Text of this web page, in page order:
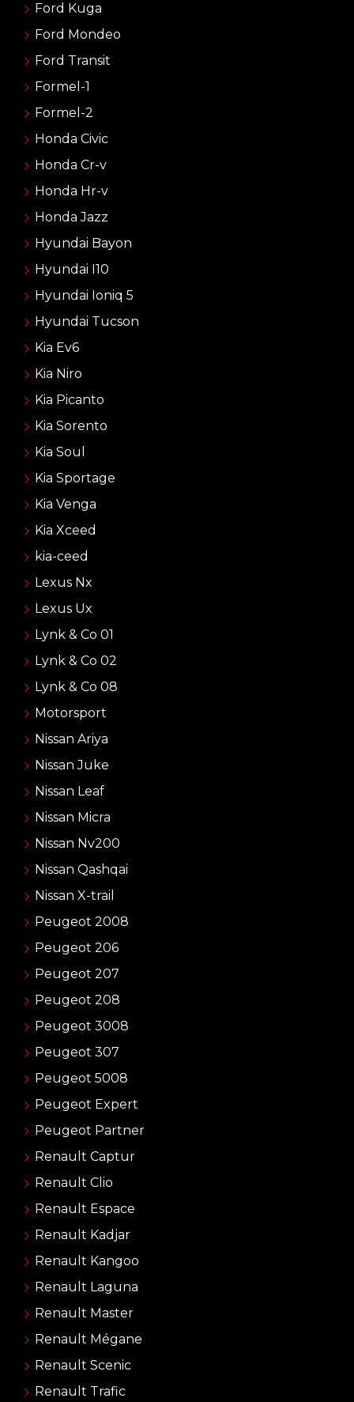
Ford Kuga
Ford Mondeo
Ford Transit
Formel-1
Formel-2
Honda Civic
Honda Cr-v
Honda Hr-v
Honda Jazz
Hyundai Bayon
Hyundai I10
Hyundai Ioniq 5
Hyundai Tucson
Kia Ev6
Kia Niro
Kia Picanto
Kia Sorento
Kia Soul
Kia Sportage
Kia Venga
Kia Xceed
kia-ceed
Lexus Nx
Lexus Ux
Lynk & Co 01
Lynk & Co 02
Lynk & Co 08
Motorsport
Nissan Ariya
Nissan Juke
Nissan Leaf
Nissan Micra
Nissan Nv200
Nissan Qashqai
Nissan X-trail
Peugeot 2008
Peugeot 206
Peugeot 207
Peugeot 208
Peugeot 3008
Peugeot 307
Peugeot 5008
Peugeot Expert
Peugeot Partner
Renault Captur
Renault Clio
Renault Espace
Renault Kadjar
Renault Kangoo
Renault Laguna
Renault Master
Renault Mégane
Renault Scenic
Renault Trafic